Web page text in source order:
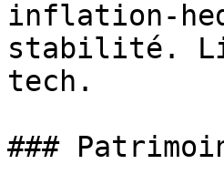
inflation-
stabilité.
tech.
###